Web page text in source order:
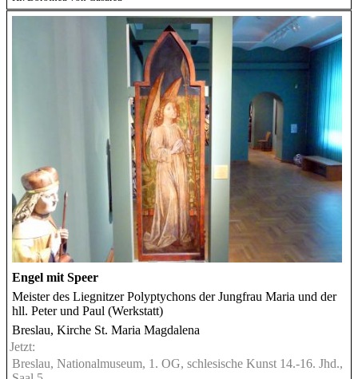
Engel mit Speer
Meister des Liegnitzer Polyptychons der Jungfrau Maria und der
hll. Peter und Paul (Werkstatt)
Breslau, Kirche St. Maria Magdalena
Jetzt:
Breslau, Nationalmuseum, 1. OG, schlesische Kunst 14.-16. Jhd.,